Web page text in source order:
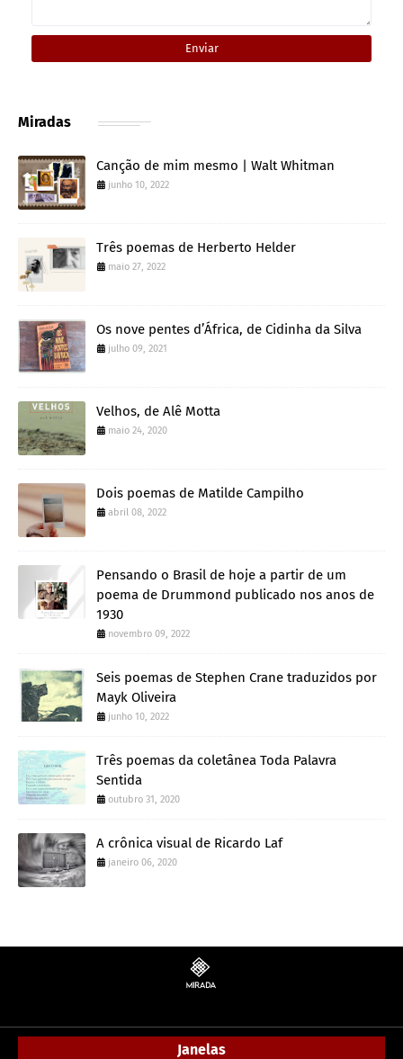
Miradas
Canção de mim mesmo | Walt Whitman
junho 10, 2022
Três poemas de Herberto Helder
maio 27, 2022
Os nove pentes d’África, de Cidinha da Silva
julho 09, 2021
Velhos, de Alê Motta
maio 24, 2020
Dois poemas de Matilde Campilho
abril 08, 2022
Pensando o Brasil de hoje a partir de um
poema de Drummond publicado nos anos de
1930
novembro 09, 2022
Seis poemas de Stephen Crane traduzidos por
Mayk Oliveira
junho 10, 2022
Três poemas da coletânea Toda Palavra
Sentida
outubro 31, 2020
A crônica visual de Ricardo Laf
janeiro 06, 2020
Janelas